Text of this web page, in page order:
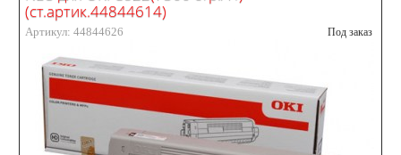
(ст.артик.44844614)
Артикул: 44844626 Под заказ